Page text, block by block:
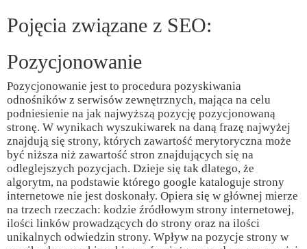
Pojęcia związane z SEO:
Pozycjonowanie
Pozycjonowanie jest to procedura pozyskiwania
odnośników z serwisów zewnętrznych, mająca na celu
podniesienie na jak najwyższą pozycję pozycjonowaną
stronę. W wynikach wyszukiwarek na daną frazę najwyżej
znajdują się strony, których zawartość merytoryczna może
być niższa niż zawartość stron znajdujących się na
odleglejszych pozycjach. Dzieje się tak dlatego, że
algorytm, na podstawie którego google kataloguje strony
internetowe nie jest doskonały. Opiera się w głównej mierze
na trzech rzeczach: kodzie źródłowym strony internetowej,
ilości linków prowadzących do strony oraz na ilości
unikalnych odwiedzin strony. Wpływ na pozycje strony w